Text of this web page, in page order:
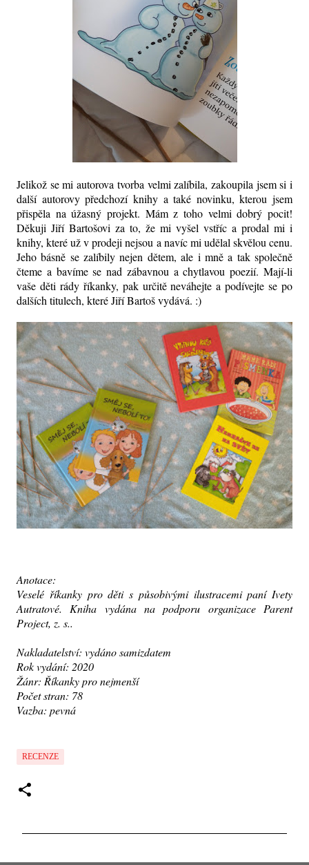
Jelikož se mi autorova tvorba velmi zalíbila, zakoupila jsem si i
další autorovy předchozí knihy a také novinku, kterou jsem
přispěla na úžasný projekt. Mám z toho velmi dobrý pocit!
Děkuji Jiří Bartošovi za to, že mi vyšel vstříc a prodal mi i
knihy, které už v prodeji nejsou a navíc mi udělal skvělou cenu.
Jeho básně se zalíbily nejen dětem, ale i mně a tak společně
čteme a bavíme se nad zábavnou a chytlavou poezií. Mají-li
vaše děti rády říkanky, pak určitě neváhejte a podívejte se po
dalších titulech, které Jiří Bartoš vydává. :)
Anotace:
Veselé říkanky pro děti s působivými ilustracemi paní Ivety
Autratové. Kniha vydána na podporu organizace Parent
Project, z. s..
Nakladatelství: vydáno samizdatem
Rok vydání: 2020
Žánr: Říkanky pro nejmenší
Počet stran: 78
Vazba: pevná
RECENZE